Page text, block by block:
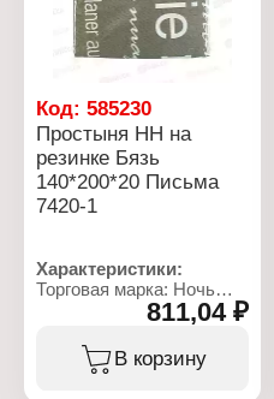
Код: 585230
Простыня НН на
резинке Бязь
140*200*20 Письма
7420-1
Характеристики:
Торговая марка: Ночь
Тип товара: Простыня
Модель: "Письма"
811,04 ₽
В корзину